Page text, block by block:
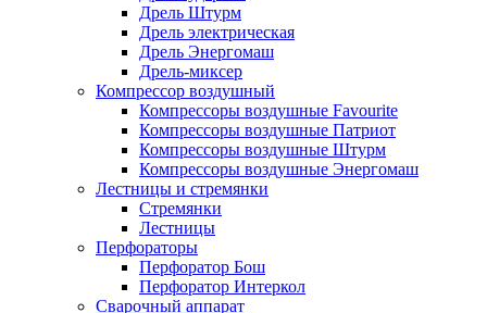
Дрель Штурм
Дрель электрическая
Дрель Энергомаш
Дрель-миксер
Компрессор воздушный
Компрессоры воздушные Favourite
Компрессоры воздушные Патриот
Компрессоры воздушные Штурм
Компрессоры воздушные Энергомаш
Лестницы и стремянки
Стремянки
Лестницы
Перфораторы
Перфоратор Бош
Перфоратор Интеркол
Сварочный аппарат